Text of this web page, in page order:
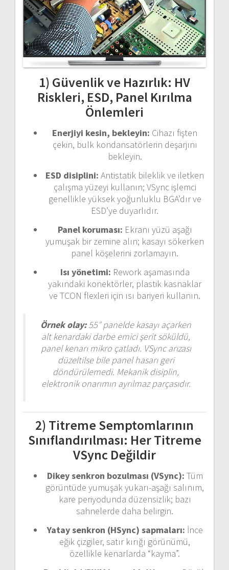
1) Güvenlik ve Hazırlık: HV
Riskleri, ESD, Panel Kırılma
Önlemleri
Enerjiyi kesin, bekleyin: Cihazı fişten
çekin, bulk kondansatörlerin deşarjını
bekleyin.
ESD disiplini: Antistatik bileklik ve iletken
çalışma yüzeyi kullanın; VSync işlemci
genellikle yüksek yoğunluklu BGA’dır ve
ESD’ye duyarlıdır.
Panel koruması: Ekranı yüzü aşağı
yumuşak bir zemine alın; kasayı sökerken
panel köşelerini zorlamayın.
Isı yönetimi: Rework aşamasında
yakındaki konektörler, plastik kasnaklar
ve TCON flexleri için ısı bariyeri kullanın.
Örnek olay:55″ panelde kasayı açarken
alt kenardaki darbe emici şerit söküldü,
panel kenarı mikro çatladı. VSync arızası
düzeltilse bile panel hasarı geri
döndürülemedi. Mekanik disiplin,
elektronik onarımın ayrılmaz parçasıdır.
2) Titreme Semptomlarının
Sınıflandırılması: Her Titreme
VSync Değildir
Dikey senkron bozulması (VSync): Tüm
görüntüde yumuşak yukarı-aşağı salınım,
kare periyodunda düzensizlik; bazı
sahnelerde daha belirgin.
Yatay senkron (HSync) sapmaları: İnce
eğik çizgiler, satır kırığı görünümü,
özellikle kenarlarda “kayma”.